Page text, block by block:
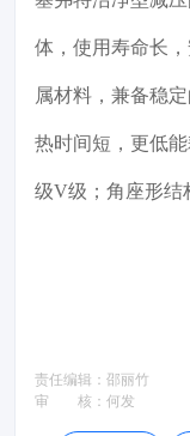
体，使用寿命长
属材料，兼备稳
热时间短，更低
级V级；角座形结
责任编辑： 邵丽竹
审 核： 何发